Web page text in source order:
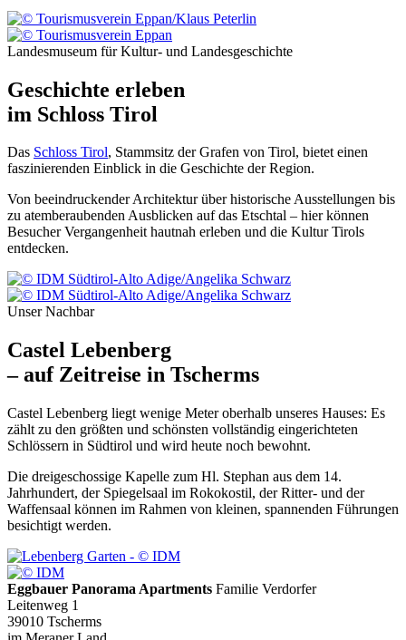
Landesmuseum für Kultur- und Landesgeschichte
Geschichte erleben
im Schloss Tirol
Das Schloss Tirol, Stammsitz der Grafen von Tirol, bietet einen
faszinierenden Einblick in die Geschichte der Region.
Von beeindruckender Architektur über historische Ausstellungen bis
zu atemberaubenden Ausblicken auf das Etschtal – hier können
Besucher Vergangenheit hautnah erleben und die Kultur Tirols
entdecken.
Unser Nachbar
Castel Lebenberg
– auf Zeitreise in Tscherms
Castel Lebenberg liegt wenige Meter oberhalb unseres Hauses: Es
zählt zu den größten und schönsten vollständig eingerichteten
Schlössern in Südtirol und wird heute noch bewohnt.
Die dreigeschossige Kapelle zum Hl. Stephan aus dem 14.
Jahrhundert, der Spiegelsaal im Rokokostil, der Ritter- und der
Waffensaal können im Rahmen von kleinen, spannenden Führungen
besichtigt werden.
Eggbauer Panorama Apartments Familie Verdorfer
Leitenweg 1
39010 Tscherms